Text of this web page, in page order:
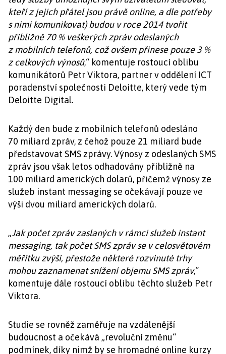
kteří z jejich přátel jsou právě online, a dle potřeby
s nimi komunikovat) budou v roce 2014 tvořit
přibližně 70 % veškerých zpráv odeslaných
z mobilních telefonů, což ovšem přinese pouze 3 %
z celkových výnosů,“ komentuje rostoucí oblibu
komunikátorů Petr Viktora, partner v oddělení ICT
poradenství společnosti Deloitte, který vede tým
Deloitte Digital.
Každý den bude z mobilních telefonů odesláno
70 miliard zpráv, z čehož pouze 21 miliard bude
představovat SMS zprávy. Výnosy z odeslaných SMS
zpráv jsou však letos odhadovány přibližně na
100 miliard amerických dolarů, přičemž výnosy ze
služeb instant messaging se očekávají pouze ve
výši dvou miliard amerických dolarů.
„Jak počet zpráv zaslaných v rámci služeb instant
messaging, tak počet SMS zpráv se v celosvětovém
měřítku zvýší, přestože některé rozvinuté trhy
mohou zaznamenat snížení objemu SMS zpráv,“
komentuje dále rostoucí oblibu těchto služeb Petr
Viktora.
Studie se rovněž zaměřuje na vzdálenější
budoucnost a očekává „revoluční změnu“
podmínek, díky nimž by se hromadné online kurzy